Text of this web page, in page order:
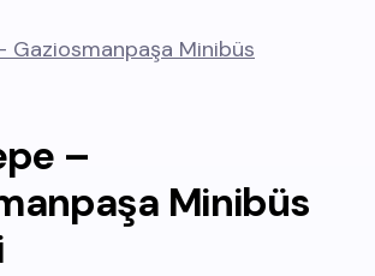
Gaziosmanpaşa Minibüs
–
Minibüs